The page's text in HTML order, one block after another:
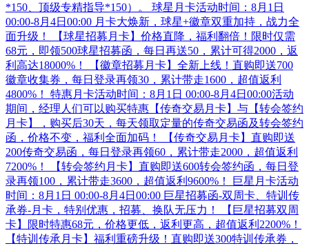
*150、顶级专精指导*150）。 球星月卡活动时间：8月1日
00:00-8月4日00:00 月卡大焕新，球星+徽章双重加持，战力全
面升级！ 【球星招募月卡】价格直降，福利翻倍！限时仅需
68元，即领500球星招募函，每日再送50，累计可得2000，返
利高达18000%！ 【徽章招募月卡】全新上线！直购即送700
徽章收集券，每日登录再领30，累计带走1600，超值返利
4800%！ 特惠月卡活动时间：8月1日 00:00-8月4日00:00活动
期间，经理人们可以购买特惠【传奇交易月卡】与【转会签约
月卡】，购买后30天，每天领取定量的传奇交易函及转会签约
函，价格不变，福利全面加码！ 【传奇交易月卡】直购即送
200传奇交易函，每日登录再领60，累计带走2000，超值返利
7200%！ 【转会签约月卡】直购即送600转会签约函，每日登
录再领100，累计带走3600，超值返利9600%！ 巨星月卡活动
时间：8月1日 00:00-8月4日00:00 巨星招募函-双周卡、特训传
承券-月卡，特别优惠，招募、换队无压力！ 【巨星招募双周
卡】限时特惠68元，价格更低，返利更高，超值返利2200%！
【特训传承月卡】福利重磅升级！直购即送300特训传承券，